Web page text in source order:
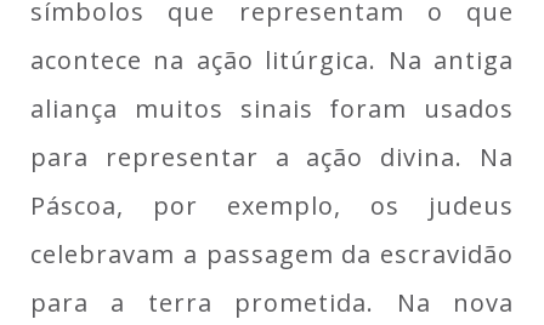
símbolos que representam o que
acontece na ação litúrgica. Na antiga
aliança muitos sinais foram usados
para representar a ação divina. Na
Páscoa, por exemplo, os judeus
celebravam a passagem da escravidão
para a terra prometida. Na nova